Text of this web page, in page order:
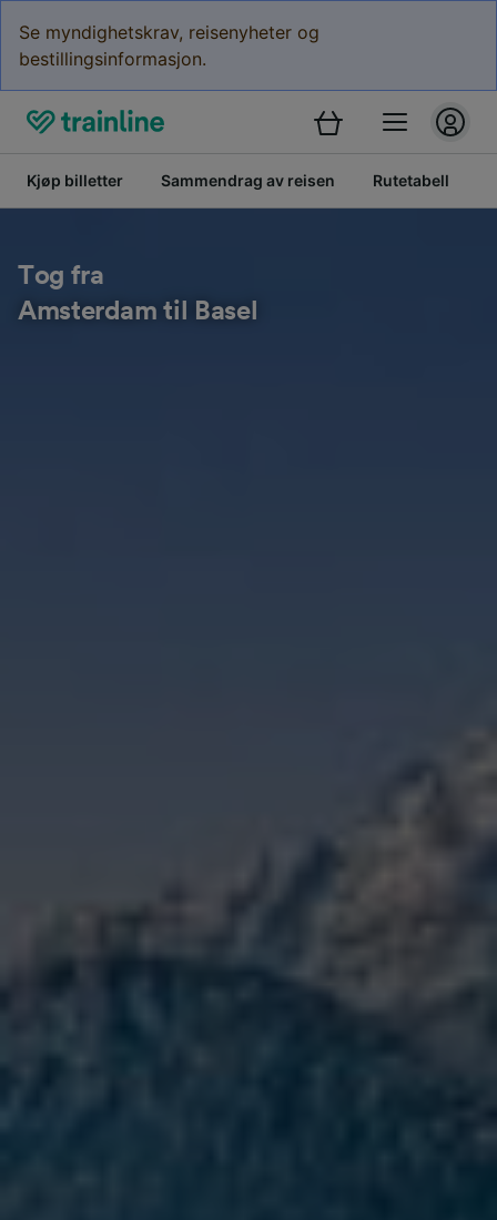
Se myndighetskrav, reisenyheter og
bestillingsinformasjon.
Kjøp billetter Sammendrag av reisen Rutetabell
Tog fra
Amsterdam til Basel